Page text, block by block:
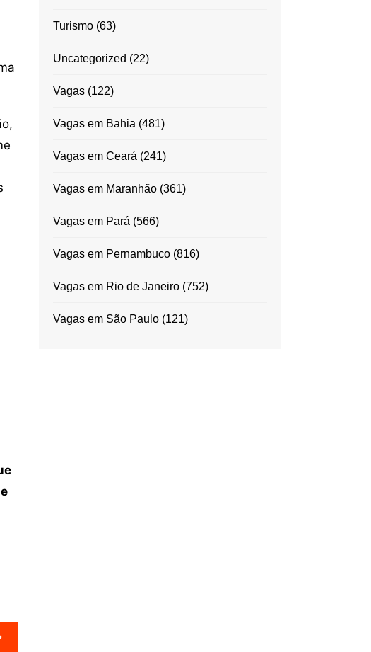
Turismo(63)
Uncategorized (22)
Vagas(122)
Vagas em Bahia (481)
Vagas em Ceará (241)
Vagas em Maranhão(361)
Vagas em Pará (566)
Vagas em Pernambuco(816)
Vagas em Rio de Janeiro(752)
Vagas em São Paulo(121)